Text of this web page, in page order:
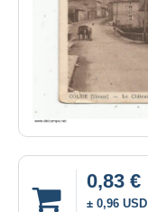
0,83 €
± 0,96 USD